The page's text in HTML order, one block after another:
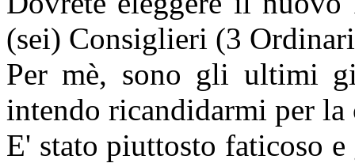
(sei) Consiglieri (3
Per mè, sono gli ultimi
intendo ricandidarmi per la
E' stato piuttosto faticoso